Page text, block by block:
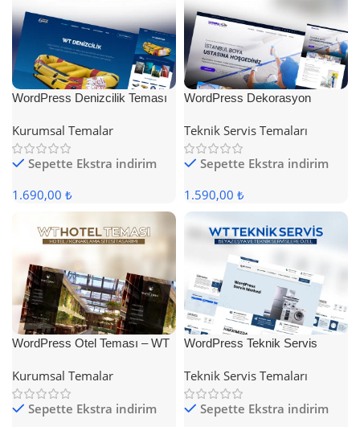
WordPress Denizcilik Teması
Kurumsal Temalar
Sepette Ekstra indirim
1.690,00 ₺
WordPress Dekorasyon
Teknik Servis Temaları
Sepette Ekstra indirim
1.590,00 ₺
WordPress Otel Teması – WT
Kurumsal Temalar
Sepette Ekstra indirim
WordPress Teknik Servis
Teknik Servis Temaları
Sepette Ekstra indirim